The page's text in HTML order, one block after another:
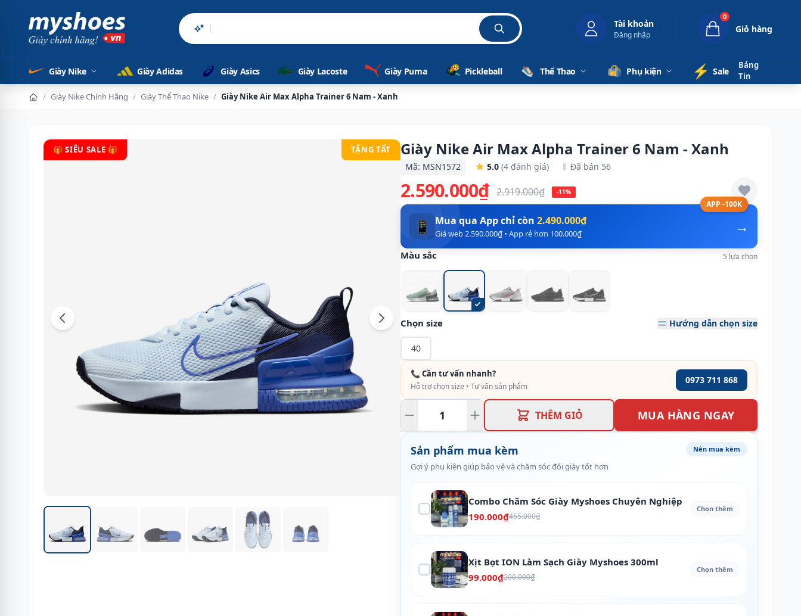
Sản phẩm chính Tài khoản
Đăng nhập
0
Giỏ hàng
Giày Nike Giày Adidas Giày Asics Giày Lacoste Giày Puma Pickleball Thể Thao Phụ kiện ⚡️ Sale
Bảng
Tin
/ Giày Nike Chính Hãng / Giày Thể Thao Nike / Giày Nike Air Max Alpha Trainer 6 Nam - Xanh
🎁 SIÊU SALE 🎁 TẶNG TẤT Giày Nike Air Max Alpha Trainer 6 Nam - Xanh
Mã: MSN1572 5.0 (4 đánh giá) Đã bán 56
2.590.000₫ 2.919.000₫ -11%
APP -100K
→
📱 Mua qua App chỉ còn 2.490.000₫
Giá web 2.590.000₫ • App rẻ hơn 100.000₫
Màu sắc 5 lựa chọn
Chọn size Hướng dẫn chọn size
40
📞 Cần tư vấn nhanh?
Hỗ trợ chọn size • Tư vấn sản phẩm
0973 711 868
THÊM GIỎ MUA HÀNG NGAY
Sản phẩm mua kèm
Gợi ý phụ kiện giúp bảo vệ và chăm sóc đôi giày tốt hơn
Nên mua kèm
Combo Chăm Sóc Giày Myshoes Chuyên Nghiệp
190.000₫455.000₫
Chọn thêm
Xịt Bọt ION Làm Sạch Giày Myshoes 300ml
99.000₫200.000₫
Chọn thêm